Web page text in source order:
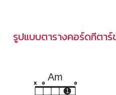
รูปแบบตารางคอร์ดกีตา
Am
x o
1
o